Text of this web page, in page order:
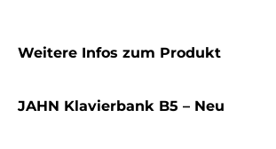
Weitere Infos zum Produkt
JAHN Klavierbank B5 – Neu